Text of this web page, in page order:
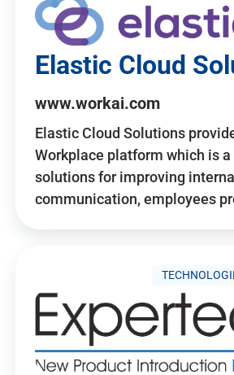
Elastic Cloud
www.workai.com
Elastic Cloud Solutions
Workplace platform which is
solutions for improving internal
communication, employees